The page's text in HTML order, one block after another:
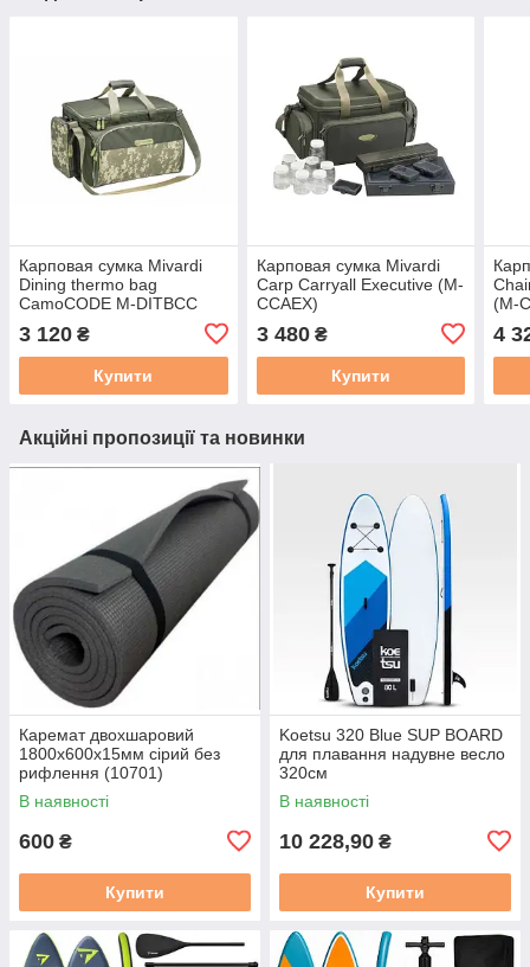
Карповая сумка Mivardi
Dining thermo bag
CamoCODE M-DITBCC
3 120 ₴
Купити
Карповая сумка Mivardi
Carp Carryall Executive (M-
CCAEX)
3 480₴
Купити
(M-
4
Акційні пропозиції та новинки
Каремат двохшаровий
1800х600х15мм сірий без
рифлення (10701)
В наявності
600 ₴
Купити
Koetsu 320 Blue SUP BOARD
для плавання надувне весло
320см
В наявності
10 228,90 ₴
Купити